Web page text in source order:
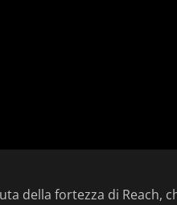
della fortezza di Reach,